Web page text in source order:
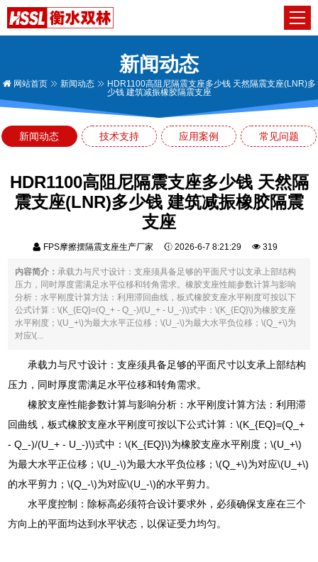
新闻动态
网站首页 新闻动态
HDR1100高阻尼隔震支座多少钱 天然隔震支座(LNR)多
少钱 建筑减振橡胶隔震支座
新闻动态 技术支持 应用案例 常见问题
HDR1100高阻尼隔震支座多少钱 天然隔
震支座(LNR)多少钱 建筑减振橡胶隔震
支座
FPS摩擦摆隔震支座生产厂家 2026-6-7 8:21:29 319
内容简介： 承载力与尺寸设计：支座须具备足够的平面尺寸以支承上部结构
压力，同时厚度需满足水平位移和转角需求。橡胶支座性能参数计算与影响
分析：水平刚度计算方法：利用滞回曲线，板式橡胶支座水平刚度可按以下
公式计算：\(K_{EQ}=(Q_+ - Q_-)/(U_+ - U_-)\)式中：\(K_{EQ}\)为橡胶支座
水平刚度；\(U_+\)为最大水平正位移；\(U_-\)为最大水平负位移；\(Q_+\)为
对应\(...
承载力与尺寸设计：支座须具备足够的平面尺寸以支承上部结构
压力，同时厚度需满足水平位移和转角需求。
橡胶支座性能参数计算与影响分析：水平刚度计算方法：利用滞
回曲线，板式橡胶支座水平刚度可按以下公式计算：\(K_{EQ}=(Q_+
- Q_-)/(U_+ - U_-)\)式中：\(K_{EQ}\)为橡胶支座水平刚度；\(U_+\)
为最大水平正位移；\(U_-\)为最大水平负位移；\(Q_+\)为对应\(U_+\)
的水平剪力；\(Q_-\)为对应\(U_-\)的水平剪力。
水平度控制：除标高必须符合设计要求外，必须确保支座在三个
方向上的平面均达到水平状态，以保证受力均匀。